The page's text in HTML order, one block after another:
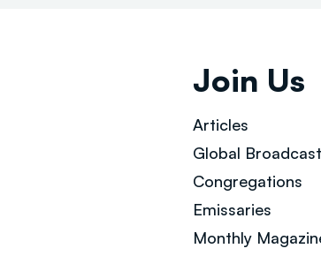
Join Us
Articles
Global Broadcast
Congregations
Emissaries
Monthly